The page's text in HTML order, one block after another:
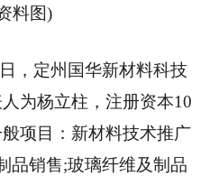
料图)
，定州国华新材料科技
为杨立柱，注册资本10
项目：新材料技术推广
品销售;玻璃纤维及制品